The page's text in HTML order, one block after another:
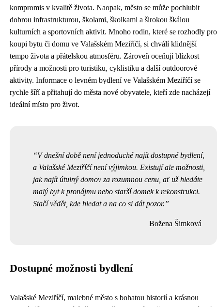
kompromis v kvalitě života. Naopak, město se může pochlubit
dobrou infrastrukturou, školami, školkami a širokou škálou
kulturních a sportovních aktivit. Mnoho rodin, které se rozhodly pro
koupi bytu či domu ve Valašském Meziříčí, si chválí klidnější
tempo života a přátelskou atmosféru. Zároveň oceňují blízkost
přírody a možnosti pro turistiku, cyklistiku a další outdoorové
aktivity. Informace o levném bydlení ve Valašském Meziříčí se
rychle šíří a přitahují do města nové obyvatele, kteří zde nacházejí
ideální místo pro život.
V dnešní době není jednoduché najít dostupné bydlení,
a Valašské Meziříčí není výjimkou. Existují ale možnosti,
jak najít útulný domov za rozumnou cenu, ať už hledáte
malý byt k pronájmu nebo starší domek k rekonstrukci.
Stačí vědět, kde hledat a na co si dát pozor.
Božena Šimková
Dostupné možnosti bydlení
Valašské Meziříčí, malebné město s bohatou historií a krásnou